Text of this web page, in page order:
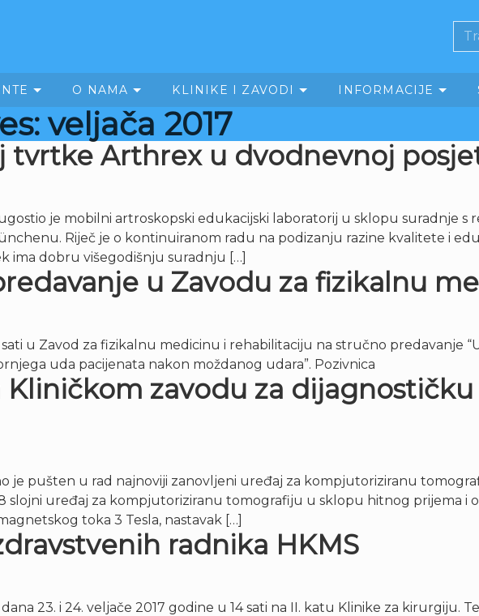
O NAMA KLINIKE I ZAVODI INFORMACIJE
veljača 2017
tvrtke Arthrex u dvodnevnoj
ugostio je mobilni artroskopski edukacijski laboratorij u sklopu suradnje
Riječ je o kontinuiranom radu na podizanju razine kvalitete i
ima dobru višegodišnju suradnju […]
u Zavodu za fizikalnu
sati u Zavod za fizikalnu medicinu i rehabilitaciju na stručno
uda pacijenata nakon moždanog udara”. Pozivnica
Kliničkom zavodu za
je pušten u rad najnoviji zanovljeni uređaj za kompjutoriziranu
slojni uređaj za kompjutoriziranu tomografiju u sklopu hitnog prijema i
toka 3 Tesla, nastavak […]
radnika HKMS
23. i 24. veljače 2017 godine u 14 sati na II. katu Klinike za kirurgiju.